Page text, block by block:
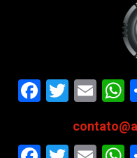
Facebook
Twitter